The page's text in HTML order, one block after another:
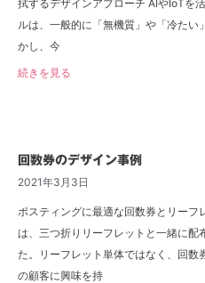
拭するデザインアプローチ AIやIoTを
ルは、一般的に「無機質」や「冷た
かし、今
続きを見る
回数券のデザイン事例
2021年3月3日
ポスティングに最適な回数券とリー
は、三つ折りリーフレットと一緒に配
た。リーフレット単体ではなく、回数
の顧客に興味を持